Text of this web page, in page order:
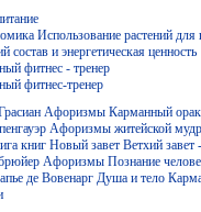
Использование растений
состав и энергетическая
фитнес - тренер
фитнес-тренер
Афоризмы Карманный
Афоризмы житейской
книг Новый завет Ветхий завет
Афоризмы Познание
де Вовенарг Душа и тело